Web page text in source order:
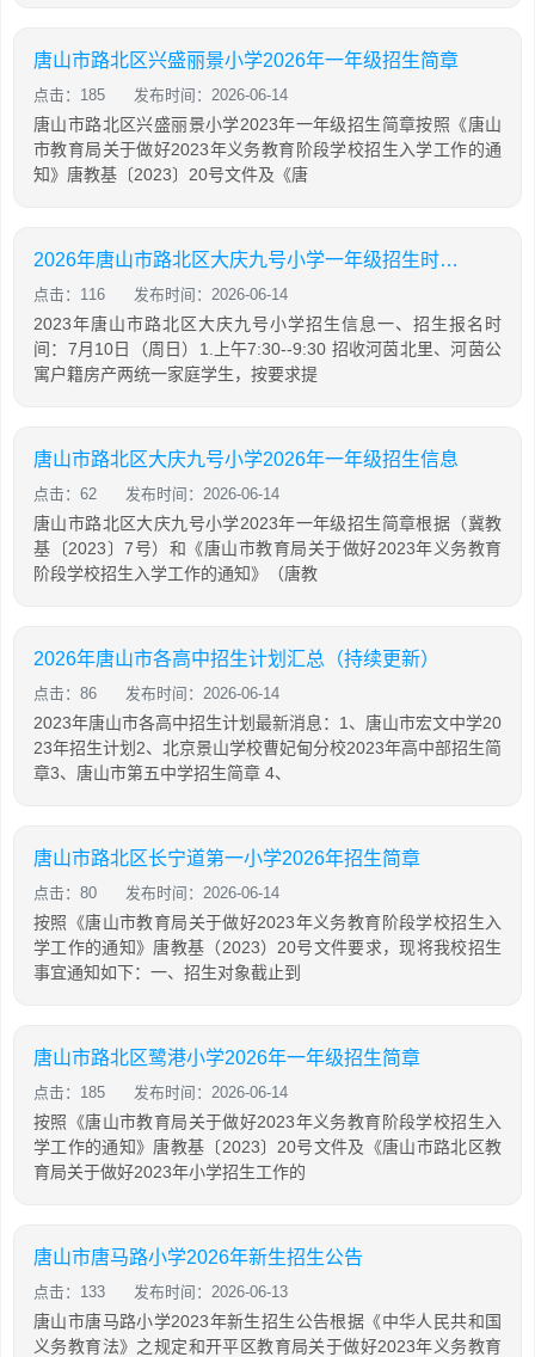
唐山市路北区兴盛丽景小学2026年一年级招生简章
点击：185 发布时间：2026-06-14
唐山市路北区兴盛丽景小学2023年一年级招生简章按照《唐山
市教育局关于做好2023年义务教育阶段学校招生入学工作的通
知》唐教基〔2023〕20号文件及《唐
2026年唐山市路北区大庆九号小学一年级招生时间+地点
点击：116 发布时间：2026-06-14
2023年唐山市路北区大庆九号小学招生信息一、招生报名时
间：7月10日（周日）1.上午7:30--9:30 招收河茵北里、河茵公
寓户籍房产两统一家庭学生，按要求提
唐山市路北区大庆九号小学2026年一年级招生信息
点击：62 发布时间：2026-06-14
唐山市路北区大庆九号小学2023年一年级招生简章根据（冀教
基〔2023〕7号）和《唐山市教育局关于做好2023年义务教育
阶段学校招生入学工作的通知》（唐教
2026年唐山市各高中招生计划汇总（持续更新）
点击：86 发布时间：2026-06-14
2023年唐山市各高中招生计划最新消息：1、唐山市宏文中学20
23年招生计划2、北京景山学校曹妃甸分校2023年高中部招生简
章3、唐山市第五中学招生简章 4、
唐山市路北区长宁道第一小学2026年招生简章
点击：80 发布时间：2026-06-14
按照《唐山市教育局关于做好2023年义务教育阶段学校招生入
学工作的通知》唐教基（2023）20号文件要求，现将我校招生
事宜通知如下：一、招生对象截止到
唐山市路北区鹭港小学2026年一年级招生简章
点击：185 发布时间：2026-06-14
按照《唐山市教育局关于做好2023年义务教育阶段学校招生入
学工作的通知》唐教基〔2023〕20号文件及《唐山市路北区教
育局关于做好2023年小学招生工作的
唐山市唐马路小学2026年新生招生公告
点击：133 发布时间：2026-06-13
唐山市唐马路小学2023年新生招生公告根据《中华人民共和国
义务教育法》之规定和开平区教育局关于做好2023年义务教育